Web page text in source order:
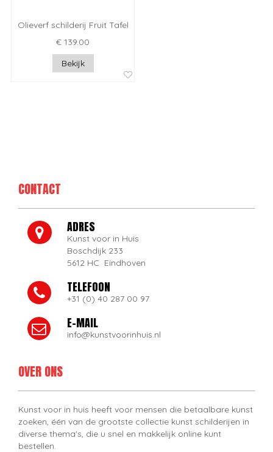
Olieverf schilderij Fruit Tafel
€ 139.00
Bekijk
CONTACT
ADRES
Kunst voor in Huis
Boschdijk 233
5612 HC Eindhoven
TELEFOON
+31 (0) 40 287 00 97
E-MAIL
info@kunstvoorinhuis.nl
OVER ONS
Kunst voor in huis heeft voor mensen die betaalbare kunst
zoeken, één van de grootste collectie kunst schilderijen in
diverse thema's, die u snel en makkelijk online kunt
bestellen.